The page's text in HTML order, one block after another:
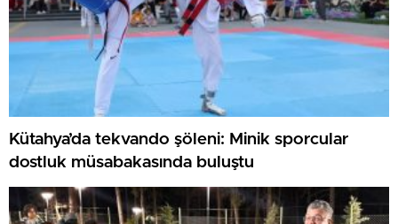
Kütahya’da tekvando şöleni: Minik sporcular
dostluk müsabakasında buluştu